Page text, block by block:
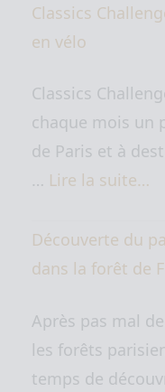
Classics
en vélo
Classics
chaque mois un
de Paris et à
… Lire la suite…
Découverte du
dans la forêt de
Après pas mal
les forêts
temps de